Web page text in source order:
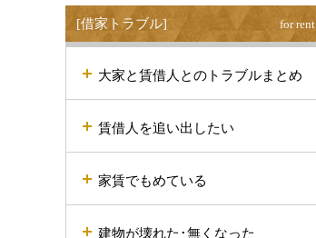
[借家トラブル] for rent
大家と賃借人とのトラブルまとめ
賃借人を追い出したい
家賃でもめている
建物が壊れた･無くなった